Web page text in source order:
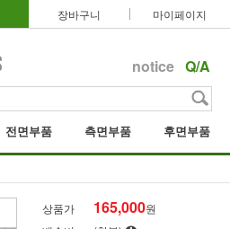
장바구니 마이페이지
notice Q/A
전면부품 측면부품 후면부품
상품가 165,000원